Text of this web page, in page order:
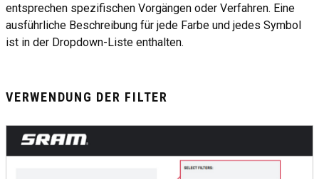
entsprechen spezifischen Vorgängen oder Verfahren. Eine
ausführliche Beschreibung für jede Farbe und jedes Symbol
ist in der Dropdown-Liste enthalten.
VERWENDUNG DER FILTER